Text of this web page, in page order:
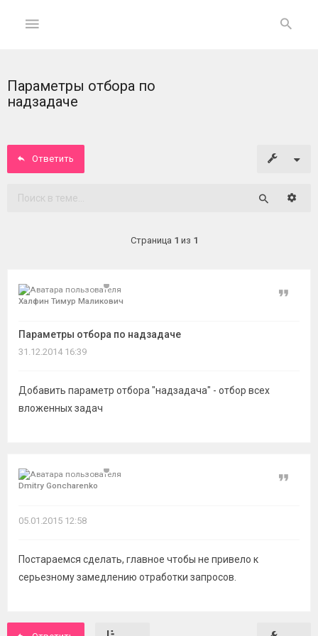
ГЛАВНАЯ
Вход
Параметры отбора по
надзадаче
Ответить
Страница 1 из 1
Халфин Тимур Маликович
Параметры отбора по надзадаче
Цитата
31.12.2014 16:39
Добавить параметр отбора "надзадача" - отбор всех
вложенных задач
Dmitry Goncharenko
Цитата
05.01.2015 12:58
Постараемся сделать, главное чтобы не привело к
серьезному замедлению отработки запросов.